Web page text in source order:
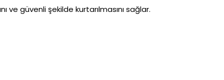
ve güvenli şekilde kurtarılmasını sağlar.